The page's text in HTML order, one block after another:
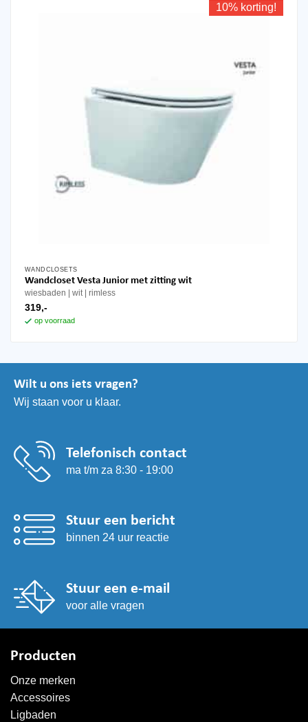
10% korting!
WANDCLOSETS
Wandcloset Vesta Junior met zitting wit
wiesbaden wit rimless
319,-
op voorraad
Wilt u ons iets vragen?
Wij staan voor u klaar.
Telefonisch contact
ma t/m za 8:30 - 19:00
Stuur een bericht
binnen 24 uur reactie
Stuur een e-mail
voor alle vragen
Producten
Onze merken
Accessoires
Ligbaden